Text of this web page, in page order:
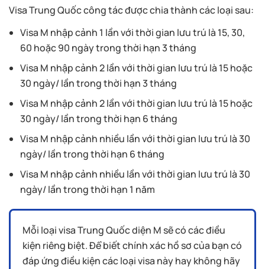
Visa Trung Quốc công tác được chia thành các loại sau:
Visa M nhập cảnh 1 lần với thời gian lưu trú là 15, 30,
60 hoặc 90 ngày trong thời hạn 3 tháng
Visa M nhập cảnh 2 lần với thời gian lưu trú là 15 hoặc
30 ngày/ lần trong thời hạn 3 tháng
Visa M nhập cảnh 2 lần với thời gian lưu trú là 15 hoặc
30 ngày/ lần trong thời hạn 6 tháng
Visa M nhập cảnh nhiều lần với thời gian lưu trú là 30
ngày/ lần trong thời hạn 6 tháng
Visa M nhập cảnh nhiều lần với thời gian lưu trú là 30
ngày/ lần trong thời hạn 1 năm
Mỗi loại visa Trung Quốc diện M sẽ có các điều
kiện riêng biệt. Để biết chính xác hồ sơ của bạn có
đáp ứng điều kiện các loại visa này hay không hãy